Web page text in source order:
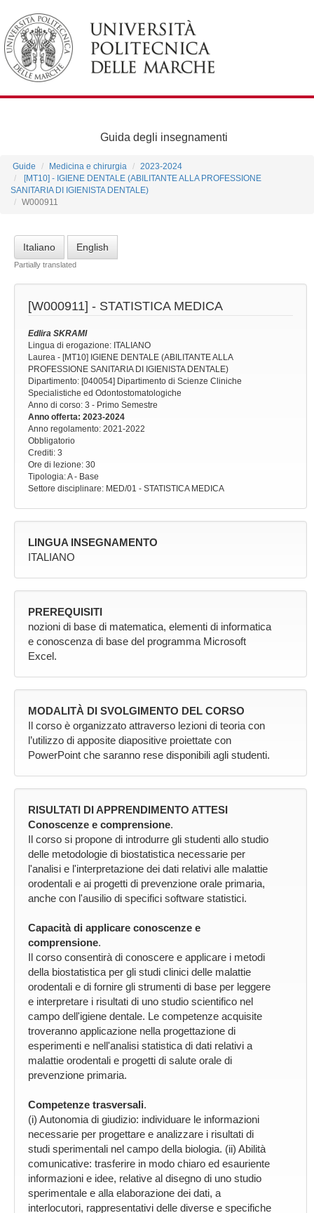
Guida degli insegnamenti
Guide Medicina e chirurgia
2023-2024
[MT10] - IGIENE DENTALE (ABILITANTE ALLA PROFESSIONE
SANITARIA DI IGIENISTA DENTALE)
W000911
Italiano English
Partially translated
[W000911] - STATISTICA MEDICA
Edlira SKRAMI
Lingua di erogazione: ITALIANO
Laurea - [MT10] IGIENE DENTALE (ABILITANTE ALLA
PROFESSIONE SANITARIA DI IGIENISTA DENTALE)
Dipartimento: [040054] Dipartimento di Scienze Cliniche
Specialistiche ed Odontostomatologiche
Anno di corso: 3 - Primo Semestre
Anno offerta: 2023-2024
Anno regolamento: 2021-2022
Obbligatorio
Crediti: 3
Ore di lezione: 30
Tipologia: A - Base
Settore disciplinare: MED/01 - STATISTICA MEDICA
LINGUA INSEGNAMENTO
ITALIANO
PREREQUISITI
nozioni di base di matematica, elementi di informatica
e conoscenza di base del programma Microsoft
Excel.
MODALITÀ DI SVOLGIMENTO DEL CORSO
Il corso è organizzato attraverso lezioni di teoria con
l’utilizzo di apposite diapositive proiettate con
PowerPoint che saranno rese disponibili agli studenti.
RISULTATI DI APPRENDIMENTO ATTESI
Conoscenze e comprensione.
Il corso si propone di introdurre gli studenti allo studio
delle metodologie di biostatistica necessarie per
l'analisi e l'interpretazione dei dati relativi alle malattie
orodentali e ai progetti di prevenzione orale primaria,
anche con l'ausilio di specifici software statistici.
Capacità di applicare conoscenze e
comprensione.
Il corso consentirà di conoscere e applicare i metodi
della biostatistica per gli studi clinici delle malattie
orodentali e di fornire gli strumenti di base per leggere
e interpretare i risultati di uno studio scientifico nel
campo dell'igiene dentale. Le competenze acquisite
troveranno applicazione nella progettazione di
esperimenti e nell'analisi statistica di dati relativi a
malattie orodentali e progetti di salute orale di
prevenzione primaria.
Competenze trasversali.
(i) Autonomia di giudizio: individuare le informazioni
necessarie per progettare e analizzare i risultati di
studi sperimentali nel campo della biologia. (ii) Abilità
comunicative: trasferire in modo chiaro ed esauriente
informazioni e idee, relative al disegno di uno studio
sperimentale e alla elaborazione dei dati, a
interlocutori, rappresentativi delle diverse e specifiche